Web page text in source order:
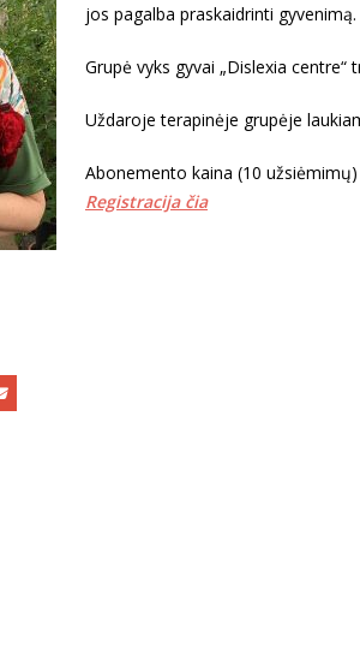
jos pagalba praskaidrinti gyvenimą.
Grupė vyks gyvai „Dislexia centre“
Uždaroje terapinėje grupėje
Abonemento kaina (10
Registracija čia